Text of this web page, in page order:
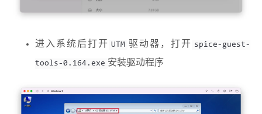
进入系统后打开 UTM 驱动器，打开 spice-guest-
tools-0.164.exe 安装驱动程序